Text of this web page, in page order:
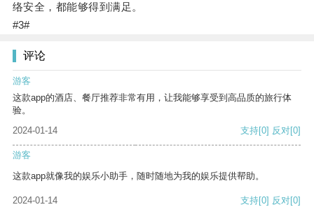
络安全，都能够得到满足。
#3#
评论
游客
这款app的酒店、餐厅推荐非常有用，让我能够享受到高品质的旅行体
验。
2024-01-14
支持[0] 反对[0]
游客
这款app就像我的娱乐小助手，随时随地为我的娱乐提供帮助。
2024-01-14 支持[0] 反对[0]